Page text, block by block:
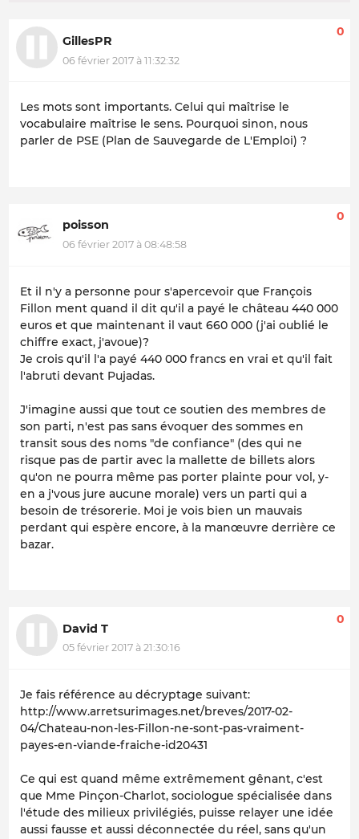
GillesPR
06 février 2017 à 11:32:32
0
Les mots sont importants. Celui qui maîtrise le
vocabulaire maîtrise le sens. Pourquoi sinon, nous
parler de PSE (Plan de Sauvegarde de L'Emploi) ?
poisson
06 février 2017 à 08:48:58
0
Et il n'y a personne pour s'apercevoir que François
Fillon ment quand il dit qu'il a payé le château 440 000
euros et que maintenant il vaut 660 000 (j'ai oublié le
chiffre exact, j'avoue)?
Je crois qu'il l'a payé 440 000 francs en vrai et qu'il fait
l'abruti devant Pujadas.
J'imagine aussi que tout ce soutien des membres de
son parti, n'est pas sans évoquer des sommes en
transit sous des noms "de confiance" (des qui ne
risque pas de partir avec la mallette de billets alors
qu'on ne pourra même pas porter plainte pour vol, y-
en a j'vous jure aucune morale) vers un parti qui a
besoin de trésorerie. Moi je vois bien un mauvais
perdant qui espère encore, à la manœuvre derrière ce
bazar.
David T
05 février 2017 à 21:30:16
0
Je fais référence au décryptage suivant:
http://www.arretsurimages.net/breves/2017-02-
04/Chateau-non-les-Fillon-ne-sont-pas-vraiment-
payes-en-viande-fraiche-id20431
Ce qui est quand même extrêmement gênant, c'est
que Mme Pinçon-Charlot, sociologue spécialisée dans
l'étude des milieux privilégiés, puisse relayer une idée
aussi fausse et aussi déconnectée du réel, sans qu'un